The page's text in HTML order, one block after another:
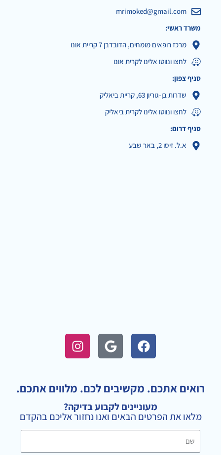
mrimoked@gmail.com
משרד ראשי:
מרכז רופאים מומחים, הדובדבן 7 קריית אונו
לחצו ונווטו אלינו לקרית אונו
סניף צפון:
שדרות בן-גוריון 63, קריית ביאליק
לחצו ונווטו אלינו לקרית ביאליק
סניף דרום:
א.ל. זיסו 2, באר שבע
F
a
b
o
o
k
G
o
l
e
I
n
a
g
r
a
רואים אתכם. מקשיבים לכם. מלווים אתכם.
מעוניינים לקבוע בדיקה?
מלאו את הפרטים הבאים ואנו נחזור אליכם בהקדם